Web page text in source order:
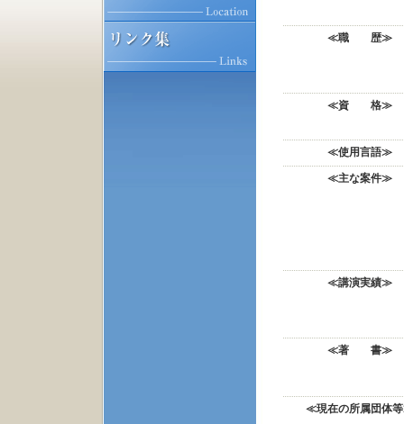
≪職 歴≫
≪資 格≫
≪使用言語≫
≪主な案件≫
≪講演実績≫
≪著 書≫
≪現在の所属団体